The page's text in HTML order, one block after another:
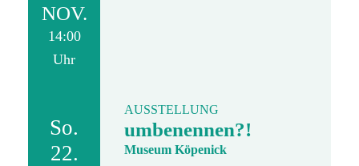
NOV.
14:00
Uhr
So.
22.
AUSSTELLUNG
umbenennen?!
Museum Köpenick